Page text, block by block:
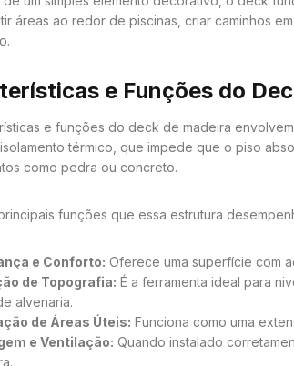
áreas ao redor de piscinas, criar caminhos
e Funções do
e funções do deck de madeira
térmico, que impede que o piso
como pedra ou concreto.
funções que essa estrutura
e Conforto: Oferece uma superfície com
de Topografia: É a ferramenta ideal para
alvenaria.
de Áreas Úteis: Funciona como uma
e Ventilação: Quando instalado